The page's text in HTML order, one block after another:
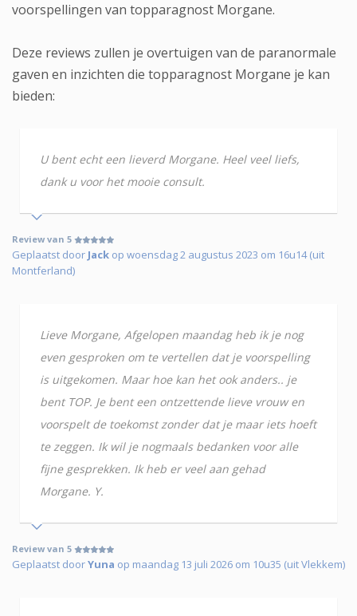
voorspellingen van topparagnost Morgane.
Deze reviews zullen je overtuigen van de paranormale
gaven en inzichten die topparagnost Morgane je kan
bieden:
U bent echt een lieverd Morgane. Heel veel liefs,
dank u voor het mooie consult.
Review van 5
Geplaatst door Jack op woensdag 2 augustus 2023 om 16u14 (uit
Montferland)
Lieve Morgane, Afgelopen maandag heb ik je nog
even gesproken om te vertellen dat je voorspelling
is uitgekomen. Maar hoe kan het ook anders.. je
bent TOP. Je bent een ontzettende lieve vrouw en
voorspelt de toekomst zonder dat je maar iets hoeft
te zeggen. Ik wil je nogmaals bedanken voor alle
fijne gesprekken. Ik heb er veel aan gehad
Morgane. Y.
Review van 5
Geplaatst doorYuna op maandag 13 juli 2026 om 10u35 (uit Vlekkem)